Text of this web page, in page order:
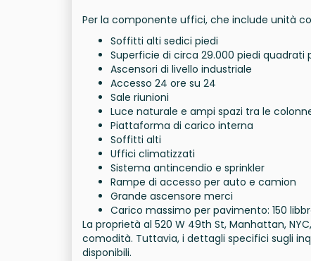
Per la componente uffici, che include unità
Soffitti alti sedici piedi
Superficie di circa 29.000 piedi quadrati
Ascensori di livello industriale
Accesso 24 ore su 24
Sale riunioni
Luce naturale e ampi spazi tra le
Piattaforma di carico interna
Soffitti alti
Uffici climatizzati
Sistema antincendio e sprinkler
Rampe di accesso per auto e camion
Grande ascensore merci
Carico massimo per pavimento: 150
La proprietà al 520 W 49th St, Manhattan,
comodità. Tuttavia, i dettagli specifici sugli
disponibili.